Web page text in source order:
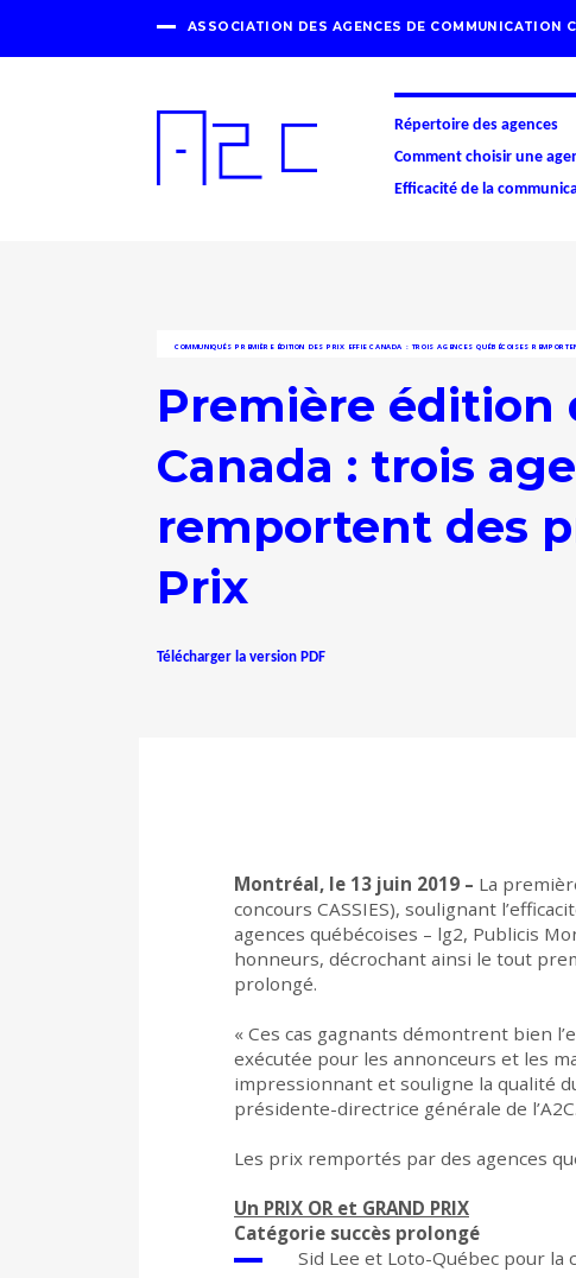
ASSOCIATION DES AGENCES DE COMMUNICATION
Répertoire des agences
Comment choisir une
Efficacité de la
COMMUNIQUÉS PREMIÈRE ÉDITION DES PRIX EFFIE CANADA : TROIS AGENCES QUÉBÉCOISES
Première édition
Canada : trois
remportent des
Prix
Télécharger la version PDF
Montréal, le 13 juin 2019 – La
concours CASSIES), soulignant
agences québécoises – lg2, Publicis
honneurs, décrochant ainsi le tout
prolongé.
« Ces cas gagnants démontrent bien
exécutée pour les annonceurs et les
impressionnant et souligne la qualité
présidente-directrice générale de l’A2C.
Les prix remportés par des agences
Un PRIX OR et GRAND PRIX
Catégorie succès prolongé
Sid Lee et Loto-Québec pour la